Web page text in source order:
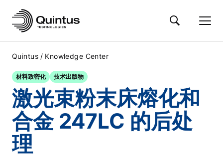
Quintus / Knowledge Center
材料致密化 技术出版物
激光束粉末床熔化和
合金 247LC 的后处
理